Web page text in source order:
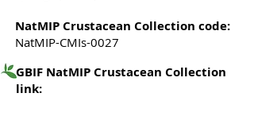
NatMIP Crustacean Collection code:
NatMIP-CMIs-0027
GBIF NatMIP Crustacean Collection
link: